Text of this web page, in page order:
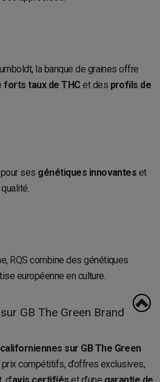
la banque de graines offre
forts taux de THC et des profils de
ses génétiques innovantes et
RQS combine des génétiques
européenne en culture.
GB The Green Brand
sur GB The Green
compétitifs, d’offres exclusives,